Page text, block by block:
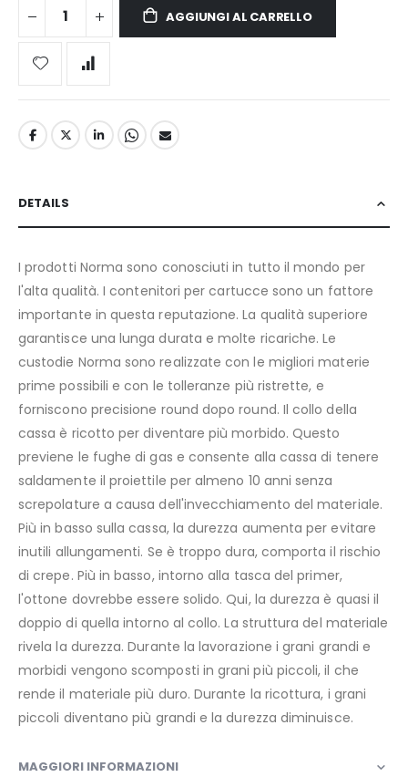
AGGIUNGI AL CARRELLO
DETAILS
I prodotti Norma sono conosciuti in tutto il mondo per
l'alta qualità. I contenitori per cartucce sono un fattore
importante in questa reputazione. La qualità superiore
garantisce una lunga durata e molte ricariche. Le
custodie Norma sono realizzate con le migliori materie
prime possibili e con le tolleranze più ristrette, e
forniscono precisione round dopo round. Il collo della
cassa è ricotto per diventare più morbido. Questo
previene le fughe di gas e consente alla cassa di tenere
saldamente il proiettile per almeno 10 anni senza
screpolature a causa dell'invecchiamento del materiale.
Più in basso sulla cassa, la durezza aumenta per evitare
inutili allungamenti. Se è troppo dura, comporta il rischio
di crepe. Più in basso, intorno alla tasca del primer,
l'ottone dovrebbe essere solido. Qui, la durezza è quasi il
doppio di quella intorno al collo. La struttura del materiale
rivela la durezza. Durante la lavorazione i grani grandi e
morbidi vengono scomposti in grani più piccoli, il che
rende il materiale più duro. Durante la ricottura, i grani
piccoli diventano più grandi e la durezza diminuisce.
MAGGIORI INFORMAZIONI